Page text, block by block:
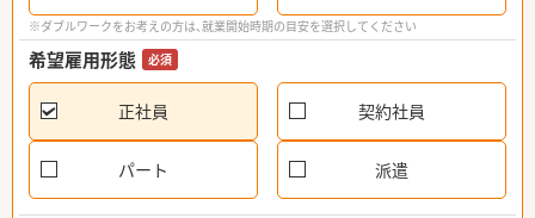
※ダブルワークをお考えの方は、就業開始時期の目安を選択してください
希望雇用形態 必須
正社員 契約社員
パート 派遣